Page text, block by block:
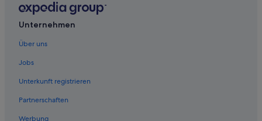
Unternehmen
Über uns
Jobs
Unterkunft registrieren
Partnerschaften
Werbung